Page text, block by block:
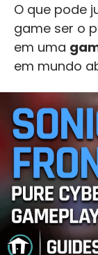
O que pode
game ser o
em uma
em mundo